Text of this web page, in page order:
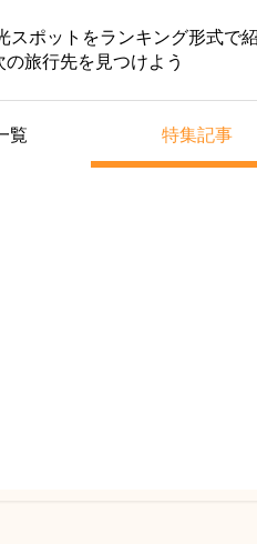
スポットをランキング形式で
旅行先を見つけよう
覧 特集記事